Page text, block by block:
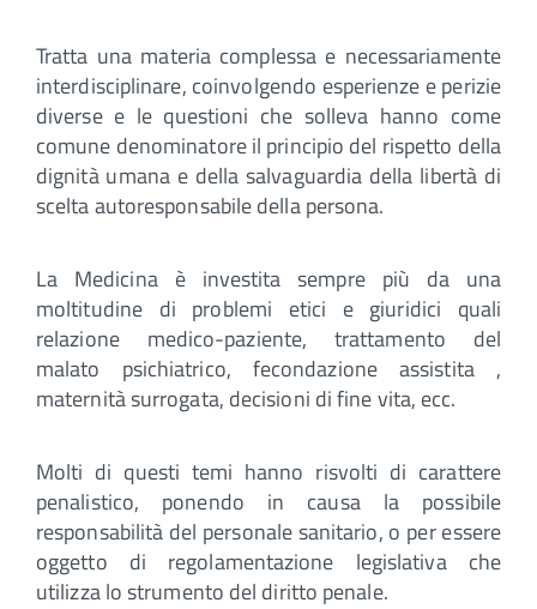
Tratta una materia complessa e necessariamente
interdisciplinare, coinvolgendo esperienze e perizie
diverse e le questioni che solleva hanno come
comune denominatore il principio del rispetto della
dignità umana e della salvaguardia della libertà di
scelta autoresponsabile della persona.
La Medicina è investita sempre più da una
moltitudine di problemi etici e giuridici quali
relazione medico-paziente, trattamento del
malato psichiatrico, fecondazione assistita ,
maternità surrogata, decisioni di fine vita, ecc.
Molti di questi temi hanno risvolti di carattere
penalistico, ponendo in causa la possibile
responsabilità del personale sanitario, o per essere
oggetto di regolamentazione legislativa che
utilizza lo strumento del diritto penale.